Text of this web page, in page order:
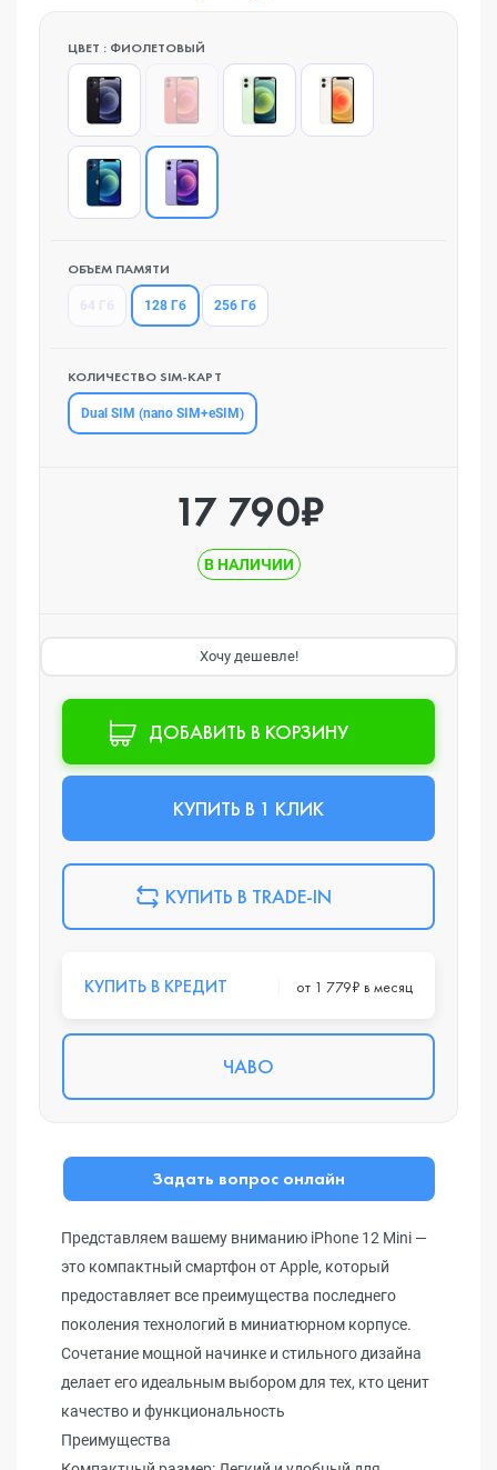
ЦВЕТ : ФИОЛЕТОВЫЙ
ОБЪЕМ ПАМЯТИ
128 Гб 256 Гб
КОЛИЧЕСТВО SIM-КАРТ
Dual SIM (nano SIM+eSIM)
17 790₽
В НАЛИЧИИ
Хочу дешевле!
ДОБАВИТЬ В КОРЗИНУ
КУПИТЬ В 1 КЛИК
КУПИТЬ В TRADE-IN
КУПИТЬ В КРЕДИТ от 1 779₽ в месяц
ЧАВО
Задать вопрос онлайн
Представляем вашему вниманию iPhone 12 Mini —
это компактный смартфон от Apple, который
предоставляет все преимущества последнего
поколения технологий в миниатюрном корпусе.
Сочетание мощной начинке и стильного дизайна
делает его идеальным выбором для тех, кто ценит
качество и функциональность
Преимущества